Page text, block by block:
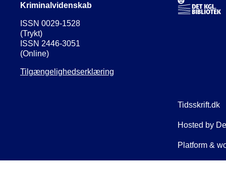
Kriminalvidenskab
ISSN 0029-1528
(Trykt)
ISSN 2446-3051
(Online)
Tilgængelighedserklæring